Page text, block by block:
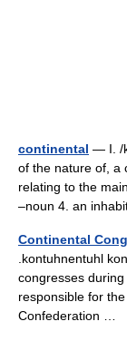
continental — I. /
of the nature of, a
relating to the
–noun 4. an
Continental
.kontuhnentuhl
congresses
responsible for
Confederation …